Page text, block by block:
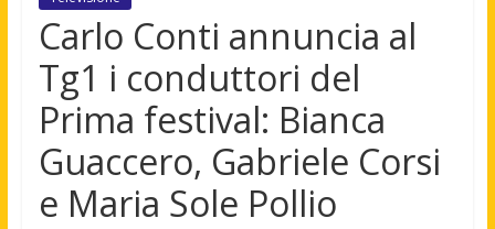
Carlo Conti annuncia al
Tg1 i conduttori del
Prima festival: Bianca
Guaccero, Gabriele Corsi
e Maria Sole Pollio